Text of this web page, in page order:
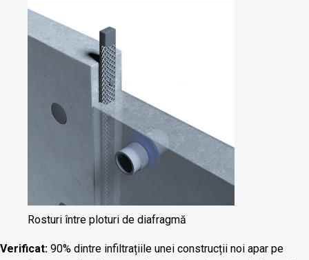
Rosturi între ploturi de diafragmă
Verificat: 90% dintre infiltrațiile unei construcții noi apar pe